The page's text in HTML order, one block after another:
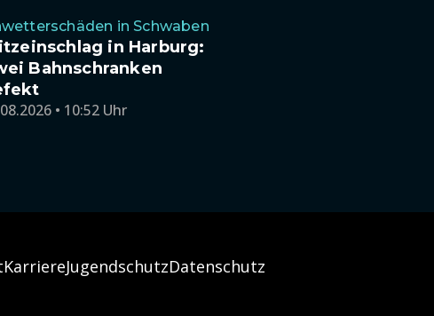
in Schwaben
in Harburg:
Bahnschranken
• 10:52 Uhr
KarriereJugendschutzDatenschutz